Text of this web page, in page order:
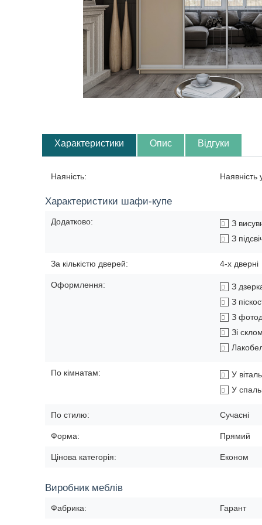
Характеристики Опис Відгуки
Наяність:
Характеристики шафи-купе
Додатково:
З
З
За кількістю дверей: 4-х дверні
Оформлення:
З
З
З
Зі склом
По кімнатам:
У
У
По стилю: Сучасні
Форма: Прямий
Цінова категорія: Економ
Виробник меблів
Фабрика: Гарант